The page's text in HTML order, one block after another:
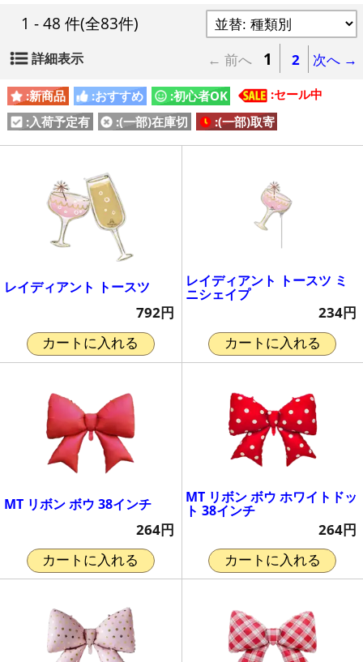
1 - 48 件(全83件)
詳細表示 ← 前へ 1 2 次へ →
:新商品 :おすすめ :初心者OK
:セール中
:入荷予定有
:(一部)在庫切 :(一部)取寄
レイディアント トースツ
792円
カートに入れる
レイディアント トースツ ミ
ニシェイプ
234円
カートに入れる
MT リボン ボウ 38インチ
264円
カートに入れる
MT リボン ボウ ホワイトドッ
ト 38インチ
264円
カートに入れる